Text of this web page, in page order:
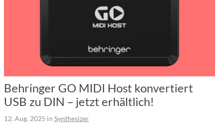
Behringer GO MIDI Host konvertiert
USB zu DIN – jetzt erhältlich!
12. Aug. 2025 in Synthesizer